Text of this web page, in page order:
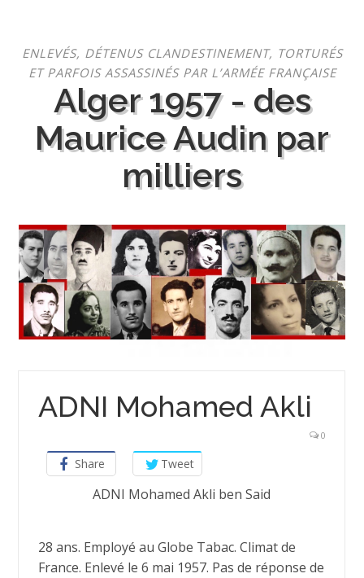
contenu
ENLEVÉS, DÉTENUS CLANDESTINEMENT, TORTURÉS
ET PARFOIS ASSASSINÉS PAR L’ARMÉE FRANÇAISE
Alger 1957 - des
Maurice Audin par
milliers
ADNI Mohamed Akli
0
Share Tweet
ADNI Mohamed Akli ben Said
28 ans. Employé au Globe Tabac. Climat de
France. Enlevé le 6 mai 1957. Pas de réponse de